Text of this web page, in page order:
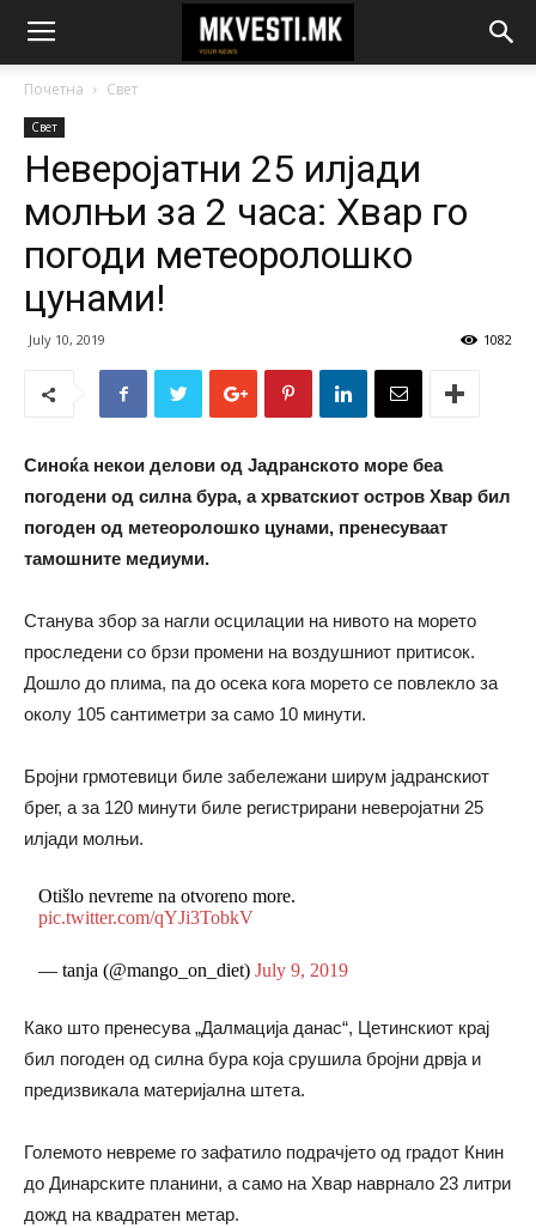
Почетна Свет
Свет
Неверојатни 25 илјади
молњи за 2 часа: Хвар го
погоди метеоролошко
цунами!
July 10, 2019 1082
Синоќа некои делови од Јадранското море беа
погодени од силна бура, а хрватскиот остров Хвар бил
погоден од метеоролошко цунами, пренесуваат
тамошните медиуми.
Станува збор за нагли осцилации на нивото на морето
проследени со брзи промени на воздушниот притисок.
Дошло до плима, па до осека кога морето се повлекло за
околу 105 сантиметри за само 10 минути.
Бројни грмотевици биле забележани ширум јадранскиот
брег, а за 120 минути биле регистрирани неверојатни 25
илјади молњи.
Otišlo nevreme na otvoreno more.
pic.twitter.com/qYJi3TobkV
— tanja (@mango_on_diet)July 9, 2019
Како што пренесува „Далмација данас“, Цетинскиот крај
бил погоден од силна бура која срушила бројни дрвја и
предизвикала материјална штета.
Големото невреме го зафатило подрачјето од градот Книн
до Динарските планини, а само на Хвар наврнало 23 литри
дожд на квадратен метар.